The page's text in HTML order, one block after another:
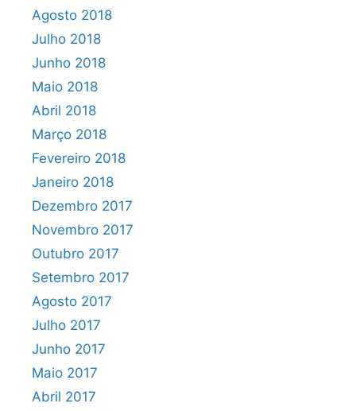
Agosto 2018
Julho 2018
Junho 2018
Maio 2018
Abril 2018
Março 2018
Fevereiro 2018
Janeiro 2018
Dezembro 2017
Novembro 2017
Outubro 2017
Setembro 2017
Agosto 2017
Julho 2017
Junho 2017
Maio 2017
Abril 2017